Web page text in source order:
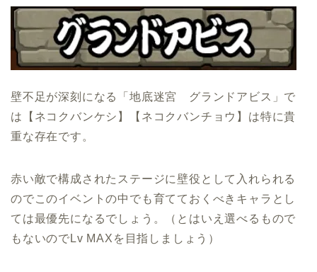
壁不足が深刻になる「地底迷宮 グランドアビス」で
は【ネコクバンケシ】【ネコクバンチョウ】は特に貴
重な存在です。
赤い敵で構成されたステージに壁役として入れられる
のでこのイベントの中でも育てておくべきキャラとし
ては最優先になるでしょう。（とはいえ選べるもので
もないのでLv MAXを目指しましょう）